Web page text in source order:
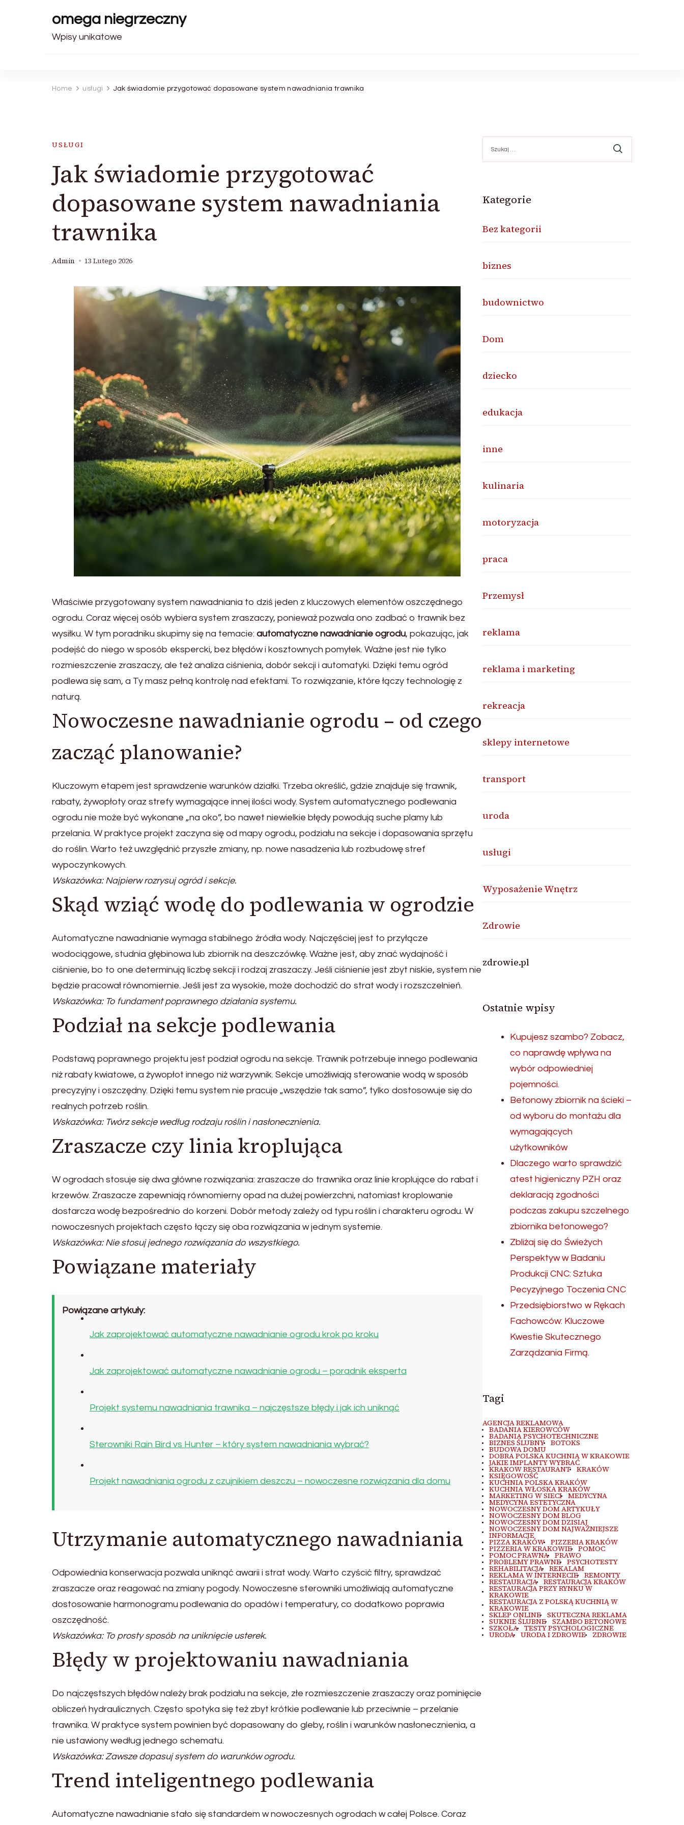
omega niegrzeczny
Wpisy unikatowe
Home usługi Jak świadomie przygotować dopasowane system nawadniania trawnika
USŁUGI
Jak świadomie przygotować
dopasowane system nawadniania
trawnika
Admin 13 Lutego 2026
Właściwie przygotowany system nawadniania to dziś jeden z kluczowych elementów oszczędnego
ogrodu. Coraz więcej osób wybiera system zraszaczy, ponieważ pozwala ono zadbać o trawnik bez
wysiłku. W tym poradniku skupimy się na temacie: automatyczne nawadnianie ogrodu, pokazując, jak
podejść do niego w sposób ekspercki, bez błędów i kosztownych pomyłek. Ważne jest nie tylko
rozmieszczenie zraszaczy, ale też analiza ciśnienia, dobór sekcji i automatyki. Dzięki temu ogród
podlewa się sam, a Ty masz pełną kontrolę nad efektami. To rozwiązanie, które łączy technologię z
naturą.
Nowoczesne nawadnianie ogrodu – od czego
zacząć planowanie?
Kluczowym etapem jest sprawdzenie warunków działki. Trzeba określić, gdzie znajduje się trawnik,
rabaty, żywopłoty oraz strefy wymagające innej ilości wody. System automatycznego podlewania
ogrodu nie może być wykonane „na oko”, bo nawet niewielkie błędy powodują suche plamy lub
przelania. W praktyce projekt zaczyna się od mapy ogrodu, podziału na sekcje i dopasowania sprzętu
do roślin. Warto też uwzględnić przyszłe zmiany, np. nowe nasadzenia lub rozbudowę stref
wypoczynkowych.
Wskazówka: Najpierw rozrysuj ogród i sekcje.
Skąd wziąć wodę do podlewania w ogrodzie
Automatyczne nawadnianie wymaga stabilnego źródła wody. Najczęściej jest to przyłącze
wodociągowe, studnia głębinowa lub zbiornik na deszczówkę. Ważne jest, aby znać wydajność i
ciśnienie, bo to one determinują liczbę sekcji i rodzaj zraszaczy. Jeśli ciśnienie jest zbyt niskie, system nie
będzie pracował równomiernie. Jeśli jest za wysokie, może dochodzić do strat wody i rozszczelnień.
Wskazówka: To fundament poprawnego działania systemu.
Podział na sekcje podlewania
Podstawą poprawnego projektu jest podział ogrodu na sekcje. Trawnik potrzebuje innego podlewania
niż rabaty kwiatowe, a żywopłot innego niż warzywnik. Sekcje umożliwiają sterowanie wodą w sposób
precyzyjny i oszczędny. Dzięki temu system nie pracuje „wszędzie tak samo”, tylko dostosowuje się do
realnych potrzeb roślin.
Wskazówka: Twórz sekcje według rodzaju roślin i nasłonecznienia.
Zraszacze czy linia kroplująca
W ogrodach stosuje się dwa główne rozwiązania: zraszacze do trawnika oraz linie kroplujące do rabat i
krzewów. Zraszacze zapewniają równomierny opad na dużej powierzchni, natomiast kroplowanie
dostarcza wodę bezpośrednio do korzeni. Dobór metody zależy od typu roślin i charakteru ogrodu. W
nowoczesnych projektach często łączy się oba rozwiązania w jednym systemie.
Wskazówka: Nie stosuj jednego rozwiązania do wszystkiego.
Powiązane materiały
Powiązane artykuły:
Jak zaprojektować automatyczne nawadnianie ogrodu krok po kroku
Jak zaprojektować automatyczne nawadnianie ogrodu – poradnik eksperta
Projekt systemu nawadniania trawnika – najczęstsze błędy i jak ich uniknąć
Sterowniki Rain Bird vs Hunter – który system nawadniania wybrać?
Projekt nawadniania ogrodu z czujnikiem deszczu – nowoczesne rozwiązania dla domu
Utrzymanie automatycznego nawadniania
Odpowiednia konserwacja pozwala uniknąć awarii i strat wody. Warto czyścić filtry, sprawdzać
zraszacze oraz reagować na zmiany pogody. Nowoczesne sterowniki umożliwiają automatyczne
dostosowanie harmonogramu podlewania do opadów i temperatury, co dodatkowo poprawia
oszczędność.
Wskazówka: To prosty sposób na uniknięcie usterek.
Błędy w projektowaniu nawadniania
Do najczęstszych błędów należy brak podziału na sekcje, złe rozmieszczenie zraszaczy oraz pominięcie
obliczeń hydraulicznych. Często spotyka się też zbyt krótkie podlewanie lub przeciwnie – przelanie
trawnika. W praktyce system powinien być dopasowany do gleby, roślin i warunków nasłonecznienia, a
nie ustawiony według jednego schematu.
Wskazówka: Zawsze dopasuj system do warunków ogrodu.
Trend inteligentnego podlewania
Automatyczne nawadnianie stało się standardem w nowoczesnych ogrodach w całej Polsce. Coraz
Kategorie
Bez kategorii
biznes
budownictwo
Dom
dziecko
edukacja
inne
kulinaria
motoryzacja
praca
Przemysł
reklama
reklama i marketing
rekreacja
sklepy internetowe
transport
uroda
usługi
Wyposażenie Wnętrz
Zdrowie
zdrowie.pl
Ostatnie wpisy
Kupujesz szambo? Zobacz,
co naprawdę wpływa na
wybór odpowiedniej
pojemności.
Betonowy zbiornik na ścieki –
od wyboru do montażu dla
wymagających
użytkowników
Dlaczego warto sprawdzić
atest higieniczny PZH oraz
deklaracją zgodności
podczas zakupu szczelnego
zbiornika betonowego?
Zbliżaj się do Świeżych
Perspektyw w Badaniu
Produkcji CNC: Sztuka
Pecyzyjnego Toczenia CNC
Przedsiębiorstwo w Rękach
Fachowców: Kluczowe
Kwestie Skutecznego
Zarządzania Firmą.
Tagi
AGENCJA REKLAMOWA
BADANIA KIEROWCÓW
BADANIA PSYCHOTECHNICZNE
BIZNES ŚLUBNY BOTOKS
BUDOWA DOMU
DOBRA POLSKA KUCHNIA W KRAKOWIE
JAKIE IMPLANTY WYBRAĆ
KRAKOW RESTAURANT KRAKÓW
KSIĘGOWOŚĆ
KUCHNIA POLSKA KRAKÓW
KUCHNIA WŁOSKA KRAKÓW
MARKETING W SIECI MEDYCYNA
MEDYCYNA ESTETYCZNA
NOWOCZESNY DOM ARTYKUŁY
NOWOCZESNY DOM BLOG
NOWOCZESNY DOM DZISIAJ
NOWOCZESNY DOM NAJWAŻNIEJSZE
INFORMACJE
PIZZA KRAKÓW PIZZERIA KRAKÓW
PIZZERIA W KRAKOWIE POMOC
POMOC PRAWNA PRAWO
PROBLEMY PRAWNE PSYCHOTESTY
REHABILITACJA REKALAM
REKLAMA W INTERNECIE REMONTY
RESTAURACJA RESTAURACJA KRAKÓW
RESTAURACJA PRZY RYNKU W
KRAKOWIE
RESTAURACJA Z POLSKĄ KUCHNIĄ W
KRAKOWIE
SKLEP ONLINE SKUTECZNA REKLAMA
SUKNIE ŚLUBNE SZAMBO BETONOWE
SZKOŁA TESTY PSYCHOLOGICZNE
URODA URODA I ZDROWIE ZDROWIE